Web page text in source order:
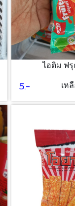
ไอติม ฟ
5.- เห